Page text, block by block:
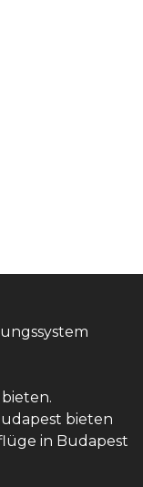
bieten
in Budapest